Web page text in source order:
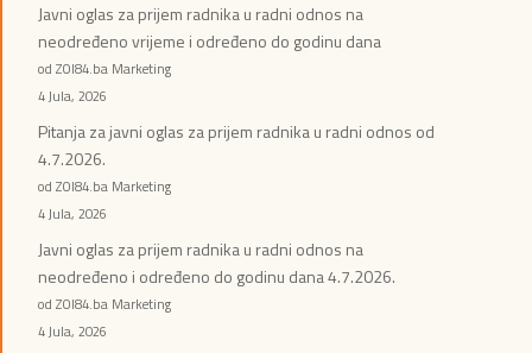
Javni oglas za prijem radnika u radni odnos na
neodređeno vrijeme i određeno do godinu dana
od ZOI84.ba Marketing
4 Jula, 2026
Pitanja za javni oglas za prijem radnika u radni odnos od
4.7.2026.
od ZOI84.ba Marketing
4 Jula, 2026
Javni oglas za prijem radnika u radni odnos na
neodređeno i određeno do godinu dana 4.7.2026.
od ZOI84.ba Marketing
4 Jula, 2026